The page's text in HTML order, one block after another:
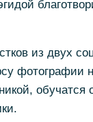
из двух